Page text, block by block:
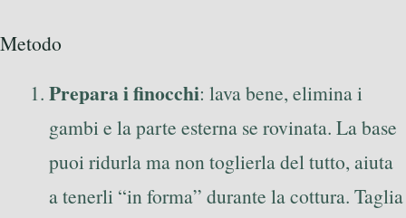
Metodo
Prepara i finocchi: lava bene, elimina i
gambi e la parte esterna se rovinata. La base
puoi ridurla ma non toglierla del tutto, aiuta
a tenerli “in forma” durante la cottura. Taglia